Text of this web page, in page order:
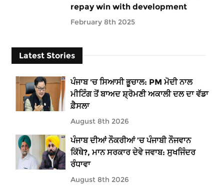
repay win with development
February 8th 2025
Latest Stories
ਪੰਜਾਬ 'ਚ ਸਿਆਸੀ ਭੂਚਾਲ: PM ਮੋਦੀ ਨਾਲ
ਮੀਟਿੰਗ ਤੋਂ ਬਾਅਦ ਸ਼੍ਰੋਮਣੀ ਅਕਾਲੀ ਦਲ ਦਾ ਵੱਡਾ
ਫ਼ੈਸਲਾ
August 8th 2026
ਪੰਜਾਬ ਦੀਆਂ ਨੌਕਰੀਆਂ ’ਚ ਪੰਜਾਬੀ ਨੌਜਵਾਨ
ਕਿੱਥੇ?, ਮਾਨ ਸਰਕਾਰ ਦੇਵੇ ਜਵਾਬ: ਸੁਖਜਿੰਦਰ
ਰੰਧਾਵਾ
August 8th 2026